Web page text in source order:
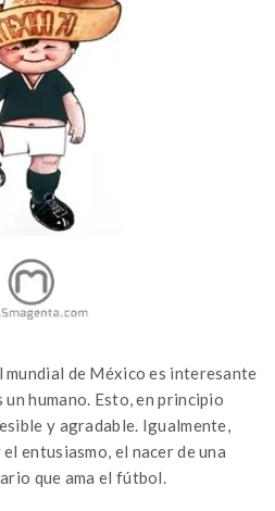
mundial de México es interesante
un humano. Esto, en principio
y agradable. Igualmente,
entusiasmo, el nacer de una
que ama el fútbol.